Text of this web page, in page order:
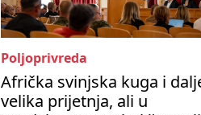
Poljoprivreda
Afrička svinjska kuga i
velika prijetnja, ali u